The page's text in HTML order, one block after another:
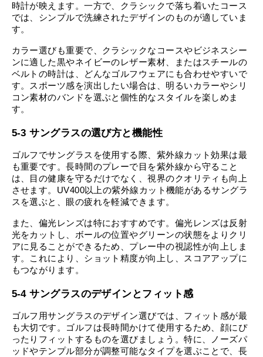
時計が映えます。一方で、クラシックで落ち着いたコース
では、シンプルで洗練されたデザインのものが適していま
す。
カラー選びも重要で、クラシックなコースやビジネスシー
ンに適した黒やネイビーのレザー素材、またはスチールの
ベルトの時計は、どんなゴルフウェアにも合わせやすいで
す。スポーツ感を演出したい場合は、明るいカラーやシリ
コン素材のバンドを選ぶと個性的なスタイルを楽しめま
す。
5-3 サングラスの選び方と機能性
ゴルフでサングラスを使用する際、紫外線カット効果は最
も重要です。長時間のプレーで目を紫外線から守ること
は、目の健康を守るだけでなく、視界のクオリティも向上
させます。UV400以上の紫外線カット機能があるサングラ
スを選ぶと、眼の疲れを軽減できます。
また、偏光レンズは特におすすめです。偏光レンズは反射
光をカットし、ボールの位置やグリーンの状態をよりクリ
アに見ることができるため、プレー中の視認性が向上しま
す。これにより、ショット精度が向上し、スコアアップに
もつながります。
5-4 サングラスのデザインとフィット感
ゴルフ用サングラスのデザイン選びでは、フィット感が最
も大切です。ゴルフは長時間かけて使用するため、顔にぴ
ったりフィットするものを選びましょう。特に、ノーズパ
ッドやテンプル部分が調整可能なタイプを選ぶことで、長